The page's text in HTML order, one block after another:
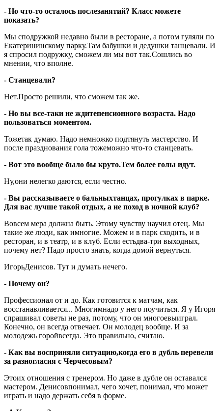
- Но что-то осталось послезанятий? Класс можете
показать?
Мы сподружкой недавно были в ресторане, а потом гуляли по
Екатерининскому парку.Там бабушки и дедушки танцевали. И
я спросил подружку, сможем ли мы вот так.Сошлись во
мнении, что вполне.
- Станцевали?
Нет.Просто решили, что сможем так же.
- Но вы все-таки не ждитепенсионного возраста. Надо
пользоваться моментом.
Тожетак думаю. Надо немножко подтянуть мастерство. И
после празднования гола тожеможно что-то станцевать.
- Вот это вообще было бы круто.Тем более голы идут.
Ну,они нелегко даются, если честно.
- Вы рассказываете о бальныхтанцах, прогулках в парке.
Для вас лучше такой отдых, а не поход в ночной клуб?
Вовсем мера должна быть. Этому чувству научил отец. Мы
такие же люди, как имногие. Можем и в парк сходить, и в
ресторан, и в театр, и в клуб. Если естьдва-три выходных,
почему нет? Надо просто знать, когда домой вернуться.
ИгорьДенисов. Тут и думать нечего.
- Почему он?
Профессионал от и до. Как готовится к матчам, как
восстанавливается... Многимнадо у него поучиться. Я у Игоря
спрашивал советы не раз, потому, что он многоевыиграл.
Конечно, он всегда отвечает. Он молодец вообще. И за
молодежь горойвсегда. Это правильно, считаю.
- Как вы восприняли ситуацию,когда его в дубль перевели
за разногласия с Черчесовым?
Этоих отношения с тренером. Но даже в дубле он оставался
мастером. Денисовпонимал, чего хочет, понимал, что может
играть и надо держать себя в форме.